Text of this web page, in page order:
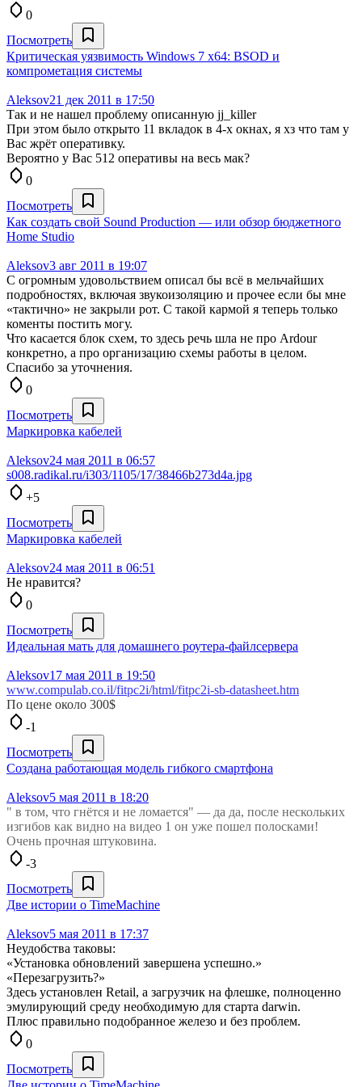
0
Посмотреть
Критическая уязвимость Windows 7 x64: BSOD и
компрометация системы
Aleksov21 дек 2011 в 17:50
Так и не нашел проблему описанную jj_killer
При этом было открыто 11 вкладок в 4-х окнах, я хз что там у
Вас жрёт оперативку.
Вероятно у Вас 512 оперативы на весь мак?
0
Посмотреть
Как создать свой Sound Production — или обзор бюджетного
Ноmе Studio
Aleksov3 авг 2011 в 19:07
C огромным удовольствием описал бы всё в мельчайших
подробностях, включая звукоизоляцию и прочее если бы мне
«тактично» не закрыли рот. С такой кармой я теперь только
коменты постить могу.
Что касается блок схем, то здесь речь шла не про Ardour
конкретно, а про организацию схемы работы в целом.
Спасибо за уточнения.
0
Посмотреть
Маркировка кабелей
Aleksov24 мая 2011 в 06:57
s008.radikal.ru/i303/1105/17/38466b273d4a.jpg
+5
Посмотреть
Маркировка кабелей
Aleksov24 мая 2011 в 06:51
Не нравится?
0
Посмотреть
Идеальная мать для домашнего роутера-файлсервера
Aleksov17 мая 2011 в 19:50
www.compulab.co.il/fitpc2i/html/fitpc2i-sb-datasheet.htm
По цене около 300$
-1
Посмотреть
Создана работающая модель гибкого смартфона
Aleksov5 мая 2011 в 18:20
" в том, что гнётся и не ломается" — да да, после нескольких
изгибов как видно на видео 1 он уже пошел полосками!
Очень прочная штуковина.
-3
Посмотреть
Две истории о TimeMachine
Aleksov5 мая 2011 в 17:37
Неудобства таковы:
«Установка обновлений завершена успешно.»
«Перезагрузить?»
Здесь установлен Retail, а загрузчик на флешке, полноценно
эмулирующий среду необходимую для старта darwin.
Плюс правильно подобранное железо и без проблем.
0
Посмотреть